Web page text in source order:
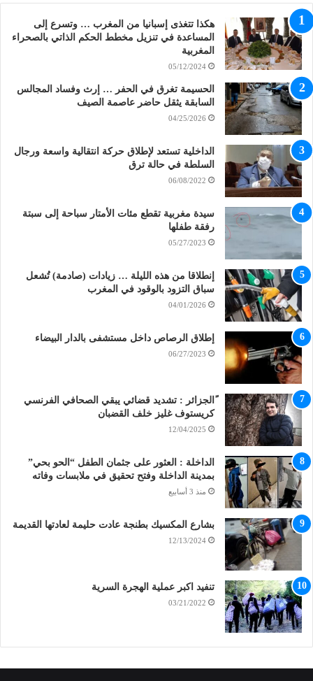
هكذا تتغذى إسبانيا من المغرب … وتسرع إلى
المساعدة في تنزيل مخطط الحكم الذاتي بالصحراء
المغربية
05/12/2024
الحسيمة تغرق في الحفر … إرث وفساد المجالس
السابقة يثقل حاضر عاصمة الصيف
04/25/2026
الداخلية تستعد لإطلاق حركة انتقالية واسعة ورجال
السلطة في حالة ترق
06/08/2022
سيدة مغربية تقطع مئات الأمتار سباحة إلى سبتة
رفقة طفلها
05/27/2023
إنطلاقا من هذه الليلة … زيادات (صادمة) تُشعل
سباق التزود بالوقود في المغرب
04/01/2026
إطلاق الرصاص داخل مستشفى بالدار البيضاء
06/27/2023
ًالجزائر : تشديد قضائي يبقي الصحافي الفرنسي
كريستوف غليز خلف القضبان
12/04/2025
الداخلة : العثور على جثمان الطفل “الحو بحي”
بمدينة الداخلة وفتح تحقيق في ملابسات وفاته
منذ 3 أسابيع
بشارع المكسيك بطنجة عادت حليمة لعادتها القديمة
12/13/2024
تنفيد اكبر عملية الهجرة السرية
03/21/2022